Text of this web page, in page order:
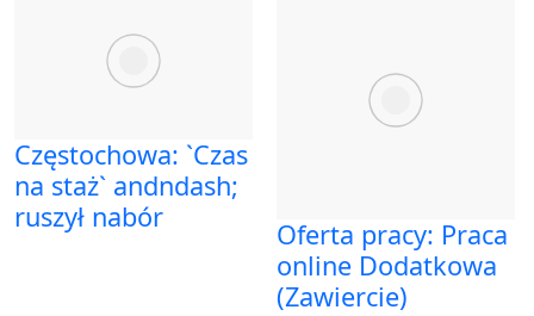
Częstochowa: `Czas
na staż` andndash;
ruszył nabór
Oferta pracy: Praca
online Dodatkowa
(Zawiercie)